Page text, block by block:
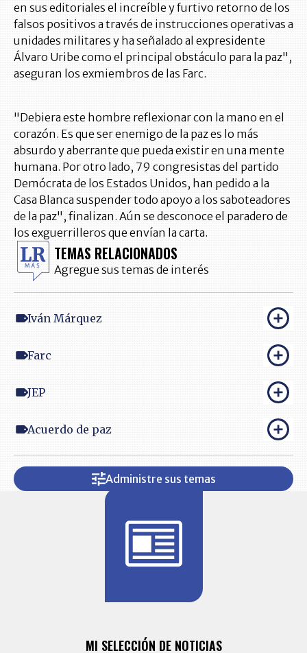
en sus editoriales el increíble y furtivo retorno de los
falsos positivos a través de instrucciones operativas a
unidades militares y ha señalado al expresidente
Álvaro Uribe como el principal obstáculo para la paz",
aseguran los exmiembros de las Farc.
"Debiera este hombre reflexionar con la mano en el
corazón. Es que ser enemigo de la paz es lo más
absurdo y aberrante que pueda existir en una mente
humana. Por otro lado, 79 congresistas del partido
Demócrata de los Estados Unidos, han pedido a la
Casa Blanca suspender todo apoyo a los saboteadores
de la paz", finalizan. Aún se desconoce el paradero de
los exguerrilleros que envían la carta.
TEMAS RELACIONADOS
Agregue sus temas de interés
Iván Márquez
Farc
JEP
Acuerdo de paz
Administre sus temas
MI SELECCIÓN DE NOTICIAS